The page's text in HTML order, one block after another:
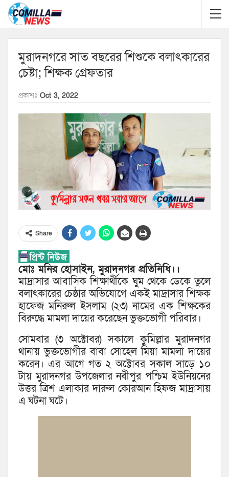
মুরাদনগরে সাত বছরের শিশুকে বলাৎকারের
চেষ্টা; শিক্ষক গ্রেফতার
প্রকাশঃ Oct 3, 2022
Share
মোঃ মনির হোসাইন, মুরাদনগর প্রতিনিধি।।
মাদ্রাসার আবাসিক শিক্ষার্থীকে ঘুম থেকে ডেকে তুলে
বলাৎকারের চেষ্ঠার অভিযোগে একই মাদ্রাসার শিক্ষক
হাফেজ মনিরুল ইসলাম (২৩) নামের এক শিক্ষকের
বিরুদ্ধে মামলা দায়ের করেছেন ভুক্তভোগী পরিবার।
সোমবার (৩ অক্টোবর) সকালে কুমিল্লার মুরাদনগর
থানায় ভুক্তভোগীর বাবা সোহেল মিয়া মামলা দায়ের
করেন। এর আগে গত ২ অক্টোবর সকাল সাড়ে ১০
টায় মুরাদনগর উপজেলার নবীপুর পশ্চিম ইউনিয়নের
উত্তর ত্রিশ এলাকার দারুল কোরআন হিফজ মাদ্রাসায়
এ ঘটনা ঘটে।